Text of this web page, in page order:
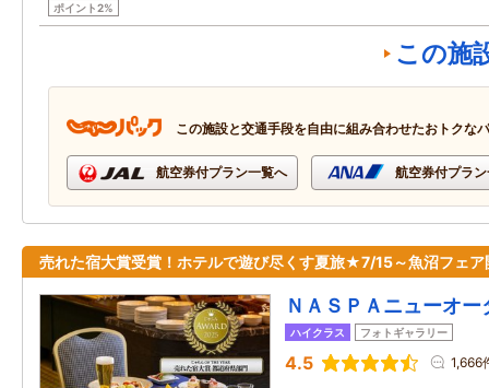
ポイント2%
この施
この施設と交通手段を自由に組み合わせたおトクな
航空券付プラン一覧へ 航空券付プラ
売れた宿大賞受賞！ホテルで遊び尽くす夏旅★7/15～魚沼フェア
ＮＡＳＰＡニューオー
ハイクラス フォトギャラリー
4.5 1,666